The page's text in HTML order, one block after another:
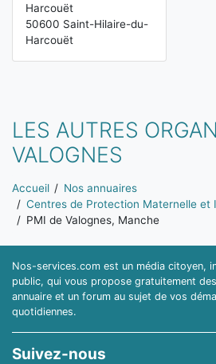
Harcouët
50600 Saint-Hilaire-du-
Harcouët
LES AUTRES
VALOGNES
Vous êtes ici:
Accueil
Nos annuaires
Centres de Protection Maternelle et
PMI de Valognes, Manche
Nos-services.com est un média citoyen,
public, qui vous propose gratuitement
annuaire et un forum au sujet de vos
quotidiennes.
Suivez-nous